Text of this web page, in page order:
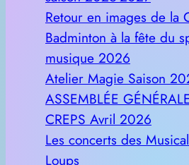
Retour en images de la
Badminton à la fête du
musique 2026
Atelier Magie Saison
ASSEMBLÉE
CREPS Avril 2026
Les concerts des
Loups